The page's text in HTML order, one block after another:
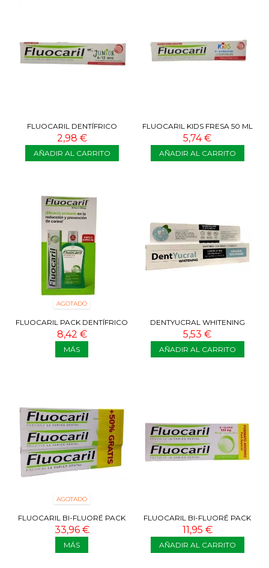
FLUOCARIL DENTÍFRICO
JUNIOR FRUTOS ROJOS 75 ML
2,98 €
AÑADIR AL CARRITO
FLUOCARIL KIDS FRESA 50 ML
5,74 €
AÑADIR AL CARRITO
AGOTADO
FLUOCARIL PACK DENTÍFRICO
+ COLUTORIO PRECIO
ESPECIAL
8,42 €
MÁS
DENTYUCRAL WHITENING
CARBON ACTIVO 75 ML
5,53 €
AÑADIR AL CARRITO
AGOTADO
FLUOCARIL BI-FLUORÉ PACK
AHORRO 3X125 ML
33,96 €
MÁS
FLUOCARIL BI-FLUORÉ PACK
AHORRO 2X125 ML
11,95 €
AÑADIR AL CARRITO